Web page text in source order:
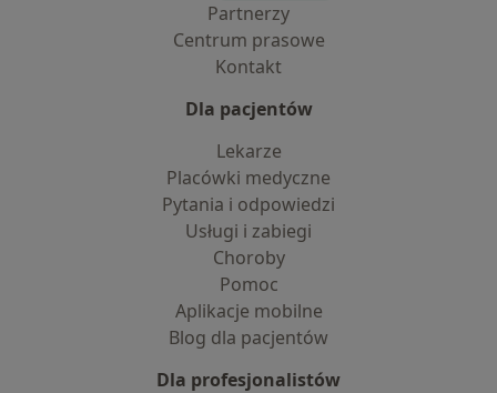
Partnerzy
Centrum prasowe
Kontakt
Dla pacjentów
Lekarze
Placówki medyczne
Pytania i odpowiedzi
Usługi i zabiegi
Choroby
Pomoc
Aplikacje mobilne
Blog dla pacjentów
Dla profesjonalistów